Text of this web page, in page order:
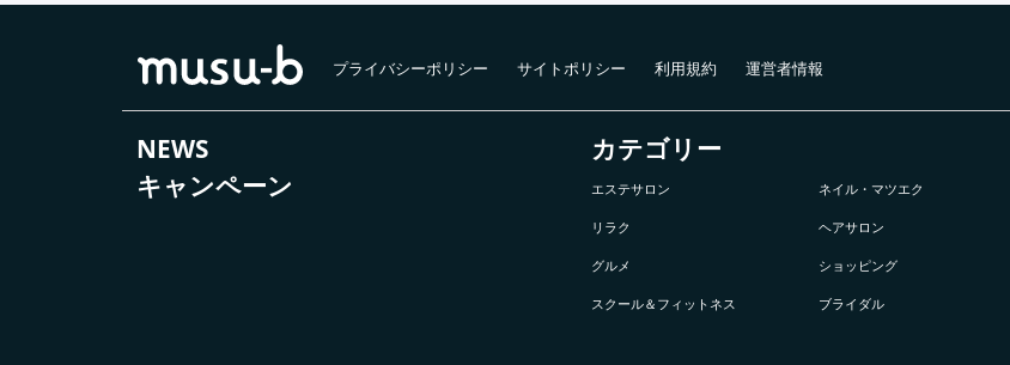
プライバシーポリシー サイトポリシー 利用規約 運営者情報
NEWS
キャンペーン
カテゴリー
エステサロン ネイル・マツエク
リラク ヘアサロン
グルメ ショッピング
スクール＆フィットネス ブライダル